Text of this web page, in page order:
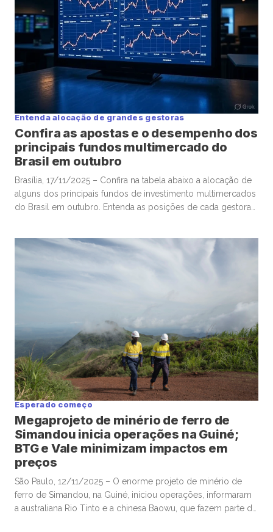
Entenda alocação de grandes gestoras
Confira as apostas e o desempenho dos
principais fundos multimercado do
Brasil em outubro
Brasília, 17/11/2025 – Confira na tabela abaixo a alocação de
alguns dos principais fundos de investimento multimercados
do Brasil em outubro. Entenda as posições de cada gestora
fundos geridos pela Verde, Legacy, Kapitalo, Opportunity, TC
Esperado começo
Megaprojeto de minério de ferro de
Simandou inicia operações na Guiné;
BTG e Vale minimizam impactos em
preços
São Paulo, 12/11/2025 – O enorme projeto de minério de
ferro de Simandou, na Guiné, iniciou operações, informaram
a australiana Rio Tinto e a chinesa Baowu, que fazem parte do